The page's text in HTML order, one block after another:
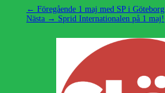
Inläggsnavigering
← Föregående Föregående
inlägg:
1 maj med SP i Göteborg
Nästa → Nästa
Sprid Internationalen på 1 maj!